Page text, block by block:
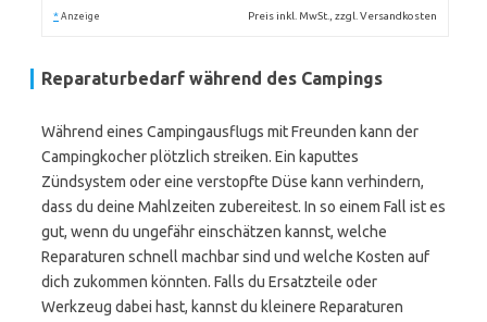
* Anzeige Preis inkl. MwSt., zzgl. Versandkosten
Reparaturbedarf während des Campings
Während eines Campingausflugs mit Freunden kann der
Campingkocher plötzlich streiken. Ein kaputtes
Zündsystem oder eine verstopfte Düse kann verhindern,
dass du deine Mahlzeiten zubereitest. In so einem Fall ist es
gut, wenn du ungefähr einschätzen kannst, welche
Reparaturen schnell machbar sind und welche Kosten auf
dich zukommen könnten. Falls du Ersatzteile oder
Werkzeug dabei hast, kannst du kleinere Reparaturen